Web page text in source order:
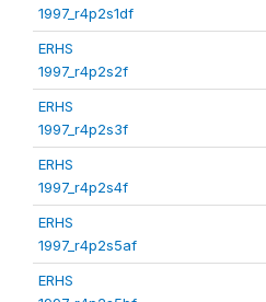
1997_r4p2s1df
ERHS
1997_r4p2s2f
ERHS
1997_r4p2s3f
ERHS
1997_r4p2s4f
ERHS
1997_r4p2s5af
ERHS